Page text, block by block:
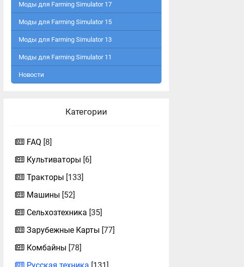
Моды для Farming Simulator 17
Моды для Farming Simulator 15
Моды для Farming Simulator 13
Моды для Farming Simulator 11
Новости
Категории
FAQ [8]
Культиваторы [6]
Тракторы [133]
Машины [52]
Сельхозтехника [35]
Зарубежные Карты [77]
Комбайны [78]